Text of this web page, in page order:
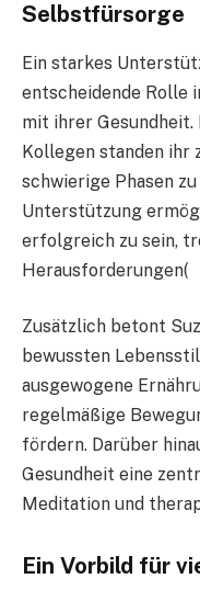
Selbstfürsorge
Ein starkes
entscheidende Rolle
mit ihrer Gesundheit.
Kollegen standen ihr
schwierige Phasen
Unterstützung
erfolgreich zu sein,
Herausforderungen​(
Zusätzlich betont
bewussten
ausgewogene
regelmäßige
fördern. Darüber
Gesundheit eine
Meditation und
Ein Vorbild für